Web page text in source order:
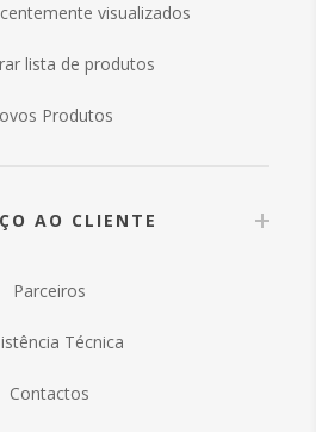
visualizados
lista de produtos
Produtos
AO CLIENTE
Parceiros
Técnica
Contactos